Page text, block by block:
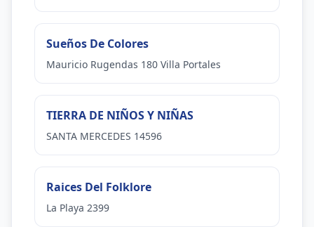
Sueños De Colores
Mauricio Rugendas 180 Villa Portales
TIERRA DE NIÑOS Y NIÑAS
SANTA MERCEDES 14596
Raices Del Folklore
La Playa 2399